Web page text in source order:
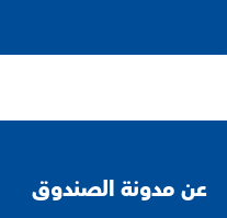
عن مدونة الصندوق